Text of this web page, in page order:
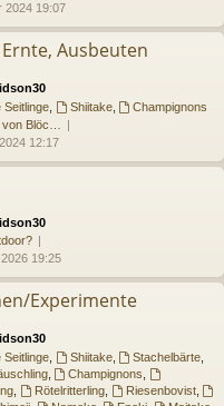
2024 19:07
Ausbeuten
Seitlinge, Shiitake,
Champignons
Blöc…
12:17
19:25
Experimente
Seitlinge, Shiitake, Stachelbärte
, Champignons
, Rötelritterling, Riesenbovist,